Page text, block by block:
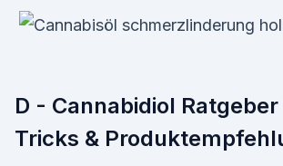
D - Cannabidiol
Tricks &